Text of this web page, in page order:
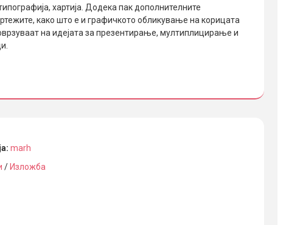
хартија. Додека пак дополнителните
како што е и графичкото обликување на корицата
на идејата за презентирање, мултиплицирање и
marh
/ Изложба